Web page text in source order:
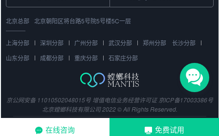
在线咨询 免费试用
北京总部 北京朝阳区将台路5号院5号楼5C一层
上海分部 深圳分部 广州分部 武汉分部 郑州分部
长沙分部
山东分部
成都分部 重庆分部 石家庄分部
京公网安备 11010502048015号 增值电信业务经营许可证 京ICP备17003386号
北京螳螂科技有限公司 2022 © All Rights Reserved.